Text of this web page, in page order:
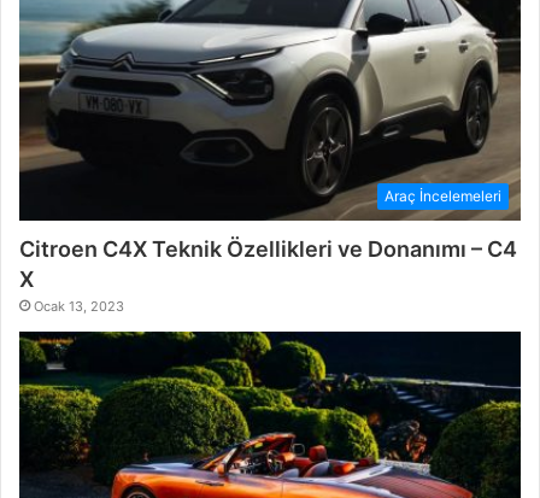
Araç İncelemeleri
Citroen C4X Teknik Özellikleri ve Donanımı – C4
X
Ocak 13, 2023